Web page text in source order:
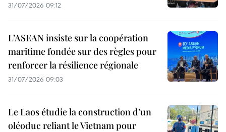
31/07/2026 09:12
L’ASEAN insiste sur la coopération
maritime fondée sur des règles pour
renforcer la résilience régionale
31/07/2026 09:03
Le Laos étudie la construction d’un
oléoduc reliant le Vietnam pour